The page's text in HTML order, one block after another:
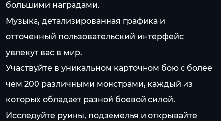
большими наградами.
Музыка, детализированная графика и
отточенный пользовательский интерфейс
увлекут вас в мир.
Участвуйте в уникальном карточном бою с более
чем 200 различными монстрами, каждый из
которых обладает разной боевой силой.
Исследуйте руины, подземелья и открывайте